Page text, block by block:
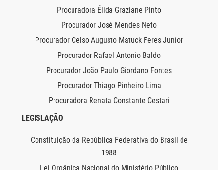
Procuradora Élida Graziane Pinto
Procurador José Mendes Neto
Procurador Celso Augusto Matuck Feres Junior
Procurador Rafael Antonio Baldo
Procurador João Paulo Giordano Fontes
Procurador Thiago Pinheiro Lima
Procuradora Renata Constante Cestari
LEGISLAÇÃO
Constituição da República Federativa do Brasil de
1988
Lei Orgânica Nacional do Ministério Público